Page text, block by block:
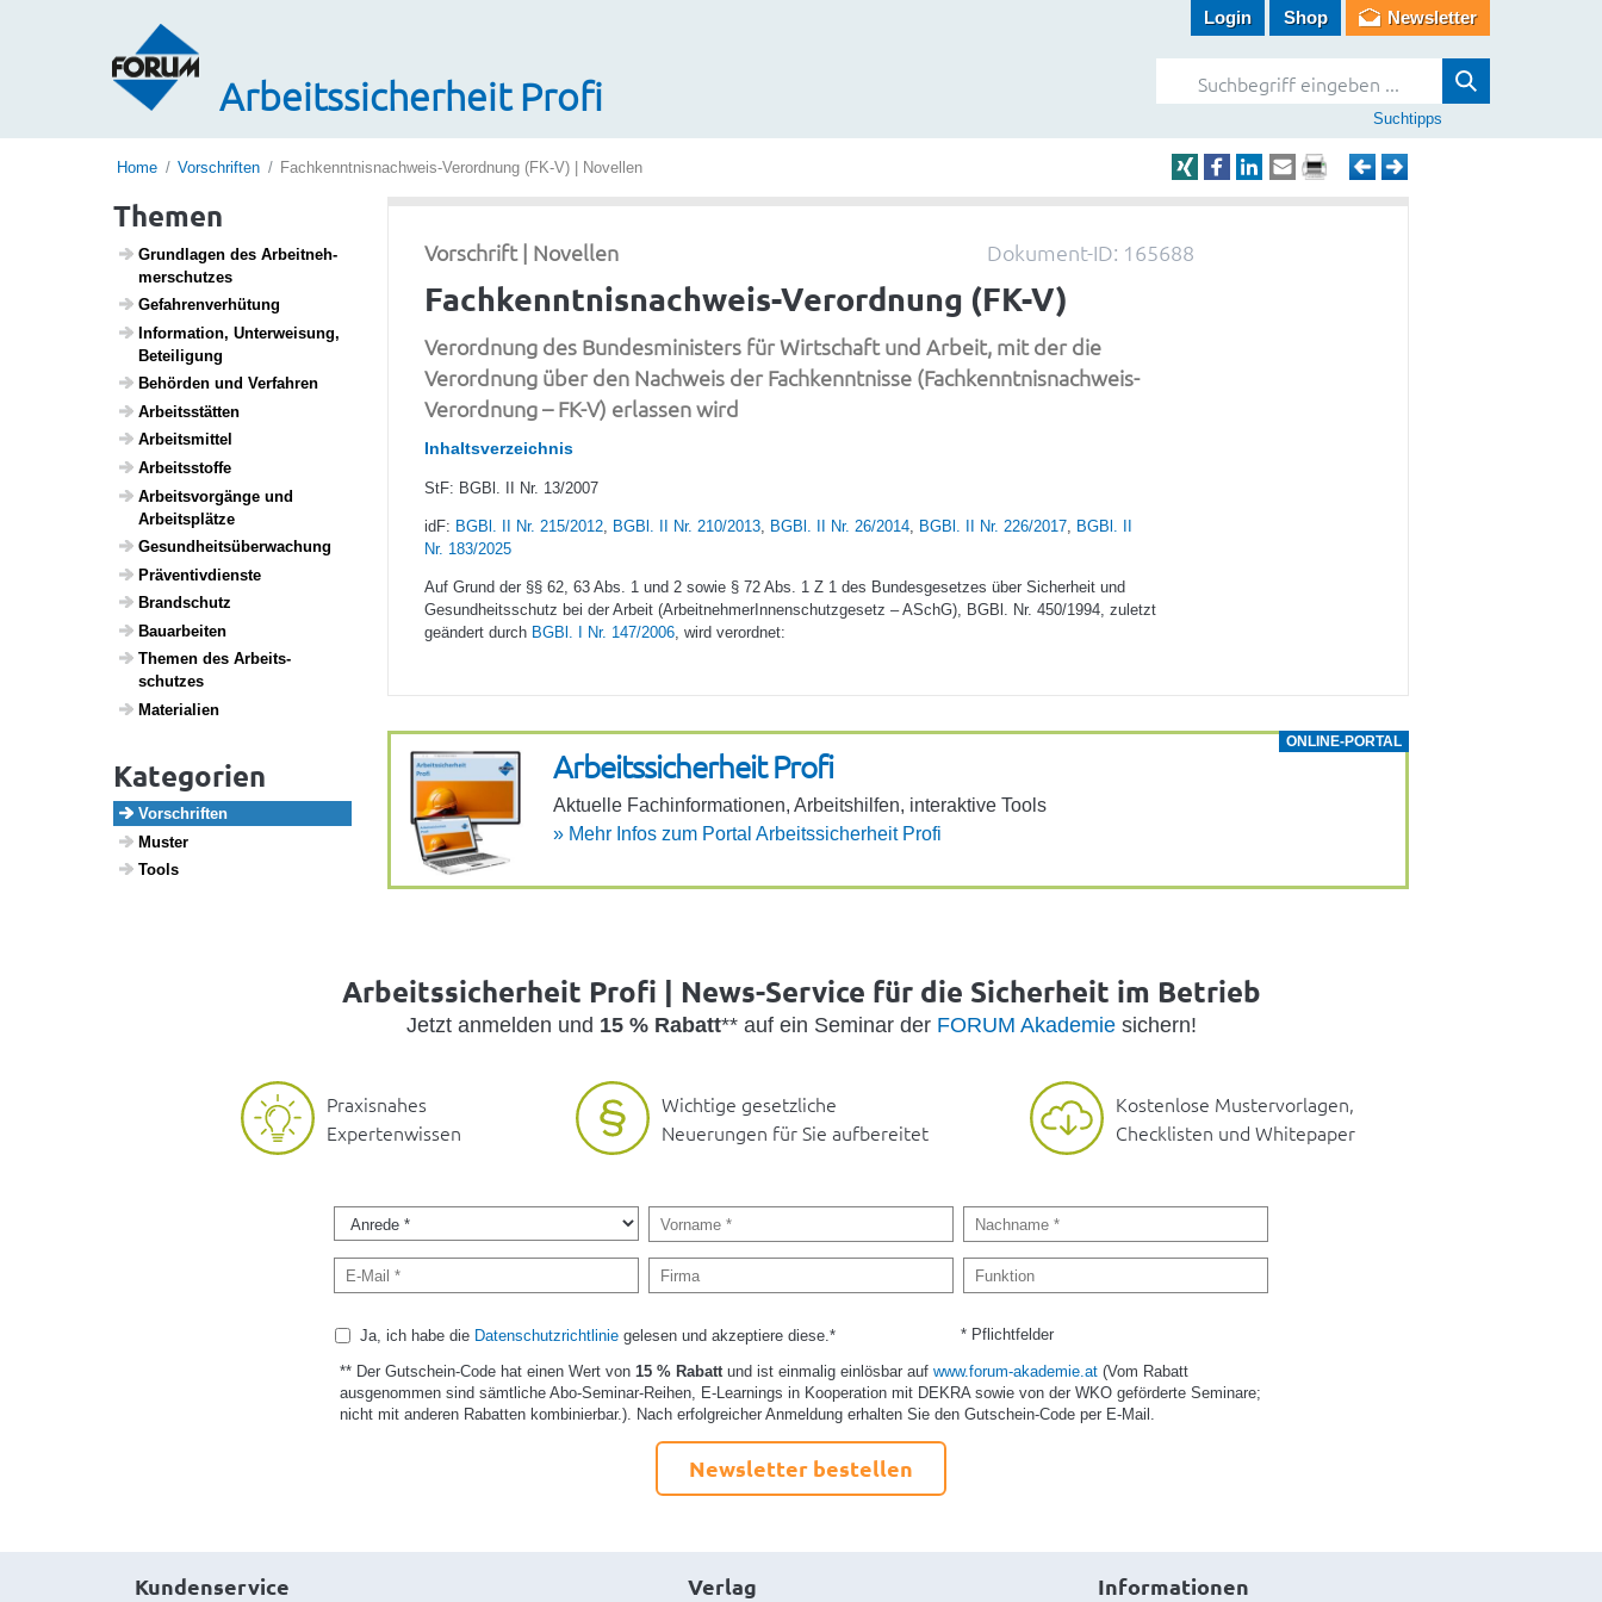
Arbeitssicherheit Profi
Login Shop Newsletter
Suchtipps
Home Vorschriften Fachkenntnisnachweis-Verordnung (FK-V) | Novellen
Themen
Grund­lagen des Arbeit­neh­
mer­schutzes
Gefah­ren­ver­hü­tung
Infor­ma­tion, Unter­wei­sung,
Betei­li­gung
Behörden und Verfahren
Arbeits­s­tätten
Arbeits­mittel
Arbeitss­toffe
Arbeits­vor­gänge und
Arbeits­plätze
Gesund­heits­über­wa­chung
Präven­tiv­dienste
Brand­schutz
Baua­r­beiten
Themen des Arbeits­
schutzes
Mate­ri­a­lien
Kategorien
Vorschriften
Muster
Tools
Dokument-ID: 165688
Vorschrift | Novellen
Fachkenntnisnachweis-Verordnung (FK-V)
Verordnung des Bundesministers für Wirtschaft und Arbeit, mit der die
Verordnung über den Nachweis der Fachkenntnisse (Fachkenntnisnachweis-
Verordnung – FK-V) erlassen wird
Inhaltsverzeichnis
StF: BGBl. II Nr. 1 3/2 007
idF: BGBl. II Nr. 215/2012 BGBl. II Nr. 210/2013 BGBl. II Nr. 26/2014 BGBl. II Nr. 226/2017
BGBl. II
Nr. 183/2025
Auf Grund der §§ 62, 63 Abs. 1 und 2 sowie § 72 Abs. 1 Z 1 des Bundesgesetzes über Sicherheit und
Gesundheitsschutz bei der Arbeit (ArbeitnehmerInnenschutzgesetz – ASchG), BGBl. Nr. 450/1994, zuletzt
geändert durch BGBl. I Nr. 147/2006 , wird verordnet:
ONLINE-PORTAL
Arbeits­si­cher­heit Profi
Aktu­elle Fach­in­for­ma­ti­onen, Arbeits­hilfen, inter­ak­tive Tools
» Mehr Infos zum Portal Arbeits­si­cher­heit Profi
Arbeitssicherheit Profi | News-Service für die Sicherheit im Betrieb
Jetzt anmelden und 15 % Rabatt** auf ein Seminar der FORUM Akademiesichern!
Praxisnahes
Expertenwissen
Wichtige gesetzliche
Neuerungen für Sie aufbereitet
Kostenlose Mustervorlagen,
Checklisten und Whitepaper
Ja, ich habe die Datenschutzrichtliniegelesen und akzeptiere diese.* * Pflichtfelder
** Der Gutschein-Code hat einen Wert von 15 % Rabattund ist einmalig einlösbar aufwww.forum-akademie.at (Vom Rabatt
ausgenommen sind sämtliche Abo-Seminar-Reihen, E-Learnings in Kooperation mit DEKRA sowie von der WKO geförderte Seminare;
nicht mit anderen Rabatten kombinierbar.). Nach erfolgreicher Anmeldung erhalten Sie den Gutschein-Code per E-Mail.
Newsletter bestellen
Kundenservice Verlag Informationen